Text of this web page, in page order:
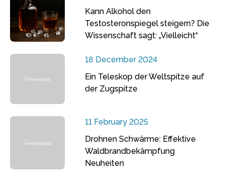
Kann Alkohol den
Testosteronspiegel steigern? Die
Wissenschaft sagt: „Vielleicht“
18 December 2024
Ein Teleskop der Weltspitze auf
der Zugspitze
11 February 2025
Drohnen Schwärme: Effektive
Waldbrandbekämpfung
Neuheiten